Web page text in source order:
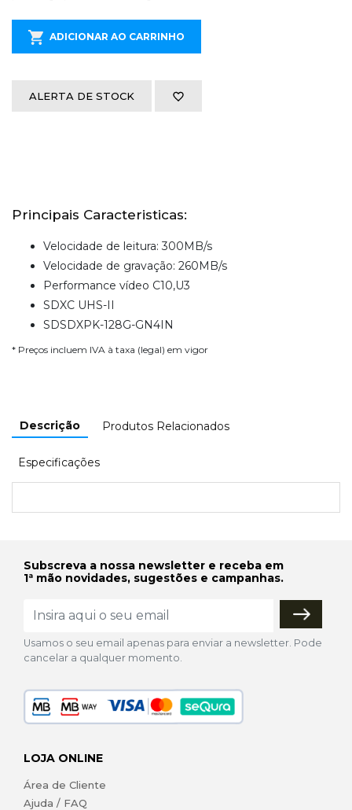
ADICIONAR AO CARRINHO
ALERTA DE STOCK
Principais Caracteristicas:
Velocidade de leitura: 300MB/s
Velocidade de gravação: 260MB/s
Performance vídeo C10,U3
SDXC UHS-II
SDSDXPK-128G-GN4IN
* Preços incluem IVA à taxa (legal) em vigor
Descrição Produtos Relacionados
Especificações
Subscreva a nossa newsletter e receba em
1ª mão novidades, sugestões e campanhas.
Usamos o seu email apenas para enviar a newsletter. Pode
cancelar a qualquer momento.
LOJA ONLINE
Área de Cliente
Ajuda / FAQ